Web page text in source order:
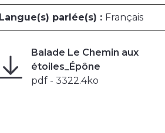
Langue(s) parlée(s) : Français
Balade Le Chemin aux
étoiles_Épône
pdf - 3322.4ko